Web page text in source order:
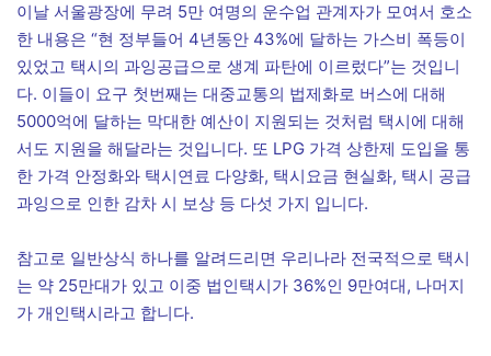
이날 서울광장에 무려 5만 여명의 운수업 관계자가 모여서 호소
한 내용은 “현 정부들어 4년동안 43%에 달하는 가스비 폭등이
있었고 택시의 과잉공급으로 생계 파탄에 이르렀다”는 것입니
다. 이들이 요구 첫번째는 대중교통의 법제화로 버스에 대해
5000억에 달하는 막대한 예산이 지원되는 것처럼 택시에 대해
서도 지원을 해달라는 것입니다. 또 LPG 가격 상한제 도입을 통
한 가격 안정화와 택시연료 다양화, 택시요금 현실화, 택시 공급
과잉으로 인한 감차 시 보상 등 다섯 가지 입니다.
참고로 일반상식 하나를 알려드리면 우리나라 전국적으로 택시
는 약 25만대가 있고 이중 법인택시가 36%인 9만여대, 나머지
가 개인택시라고 합니다.